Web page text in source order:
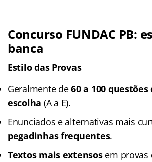
Concurso FUNDAC PB:
banca
Estilo das Provas
Geralmente de60 a 100
escolha (A a E).
Enunciados e alternativas mais
pegadinhas frequentes.
Textos mais extensosem provas